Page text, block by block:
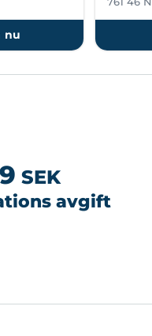
nu
SEK
avgift